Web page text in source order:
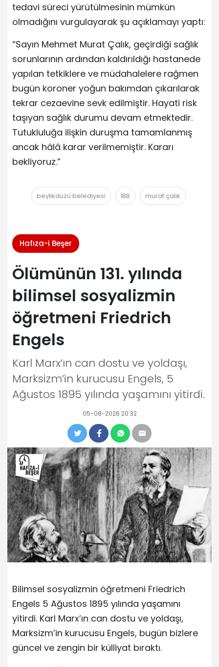
tedavi süreci yürütülmesinin mümkün
olmadığını vurgulayarak şu açıklamayı yaptı:
“Sayın Mehmet Murat Çalık, geçirdiği sağlık
sorunlarının ardından kaldırıldığı hastanede
yapılan tetkiklere ve müdahalelere rağmen
bugün koroner yoğun bakımdan çıkarılarak
tekrar cezaevine sevk edilmiştir. Hayati risk
taşıyan sağlık durumu devam etmektedir.
Tutukluluğa ilişkin duruşma tamamlanmış
ancak hâlâ karar verilmemiştir. Kararı
bekliyoruz.”
beylikdüzü belediyesi İBB murat çalık
Hafıza-i Beşer
Ölümünün 131. yılında
bilimsel sosyalizmin
öğretmeni Friedrich
Engels
Karl Marx’ın can dostu ve yoldaşı,
Marksizm’in kurucusu Engels, 5
Ağustos 1895 yılında yaşamını yitirdi.
05-08-2026 20:32
Bilimsel sosyalizmin öğretmeni Friedrich
Engels 5 Ağustos 1895 yılında yaşamını
yitirdi. Karl Marx’ın can dostu ve yoldaşı,
Marksizm’in kurucusu Engels, bugün bizlere
güncel ve zengin bir külliyat bıraktı.